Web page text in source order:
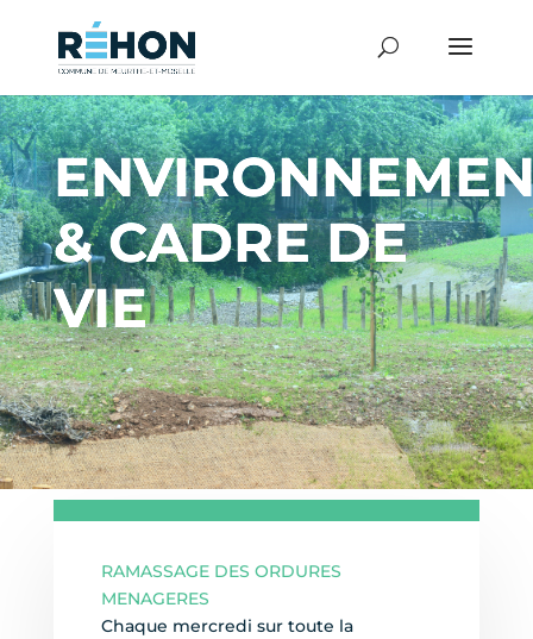
& CADRE DE
VIE
RAMASSAGE DES ORDURES
MENAGERES
Chaque mercredi sur toute la